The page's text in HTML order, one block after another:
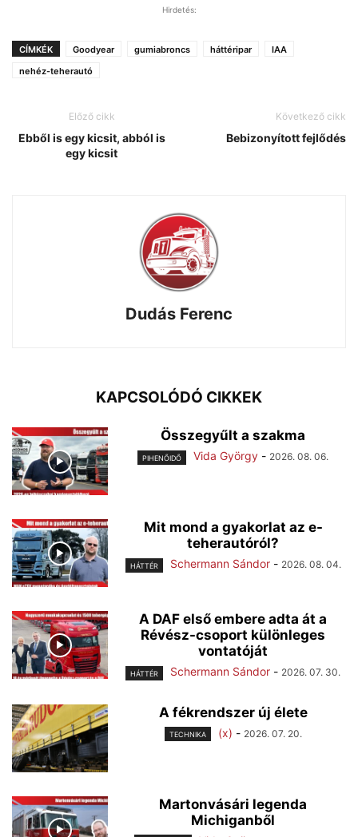
Hirdetés:
CÍMKÉK Goodyear gumiabroncs háttéripar
IAA
nehéz-teherautó
Előző cikk
Ebből is egy kicsit, abból is
egy kicsit
Következő cikk
Bebizonyított fejlődés
Dudás Ferenc
KAPCSOLÓDÓ CIKKEK
Összegyűlt a szakma
PIHENŐIDŐ Vida György - 2026. 08. 06.
Mit mond a gyakorlat az e-
teherautóról?
HÁTTÉR Schermann Sándor - 2026. 08. 04.
A DAF első embere adta át a
Révész-csoport különleges
vontatóját
HÁTTÉR Schermann Sándor - 2026. 07. 30.
A fékrendszer új élete
TECHNIKA (x) - 2026. 07. 20.
Martonvásári legenda
Michiganből